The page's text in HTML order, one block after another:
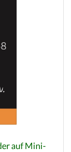
auf Mini-